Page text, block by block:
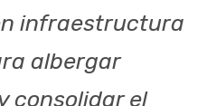
infraestructura
albergar
consolidar el